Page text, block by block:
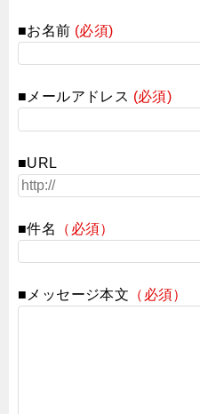
■お名前 (必須)
■メールアドレス (必須)
■URL
■件名 （必須）
■メッセージ本文 （必須）